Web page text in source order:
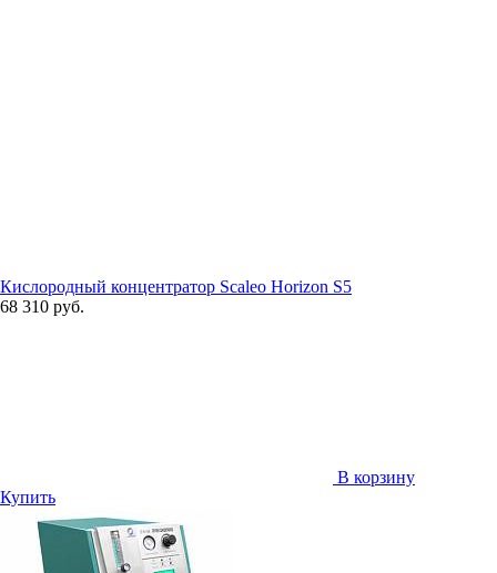
Кислородный концентратор Scaleo Horizon S5
68 310 руб.
В корзину
Купить